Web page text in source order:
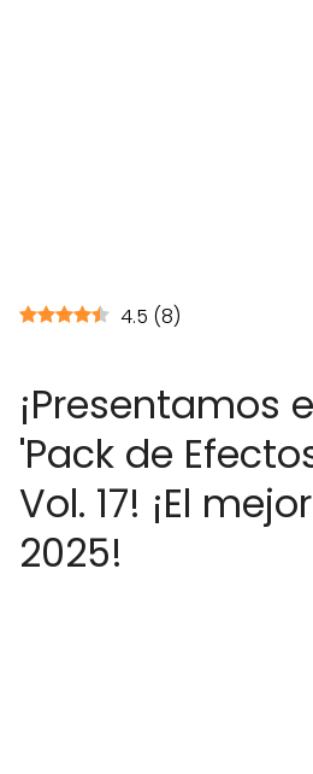
4.5 (8)
¡Presentamos
'Pack de
Vol. 17! ¡El
2025!